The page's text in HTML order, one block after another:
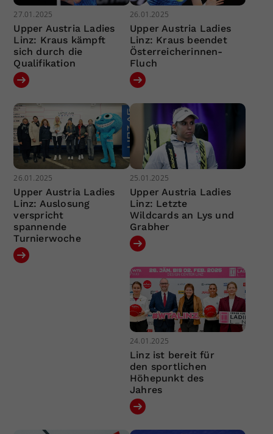
27.01.2025
Upper Austria Ladies
Linz: Kraus kämpft
sich durch die
Qualifikation
26.01.2025
Upper Austria Ladies
Linz: Kraus beendet
Österreicherinnen-
Fluch
26.01.2025
Upper Austria Ladies
Linz: Auslosung
verspricht
spannende
Turnierwoche
25.01.2025
Upper Austria Ladies
Linz: Letzte
Wildcards an Lys und
Grabher
24.01.2025
Linz ist bereit für
den sportlichen
Höhepunkt des
Jahres